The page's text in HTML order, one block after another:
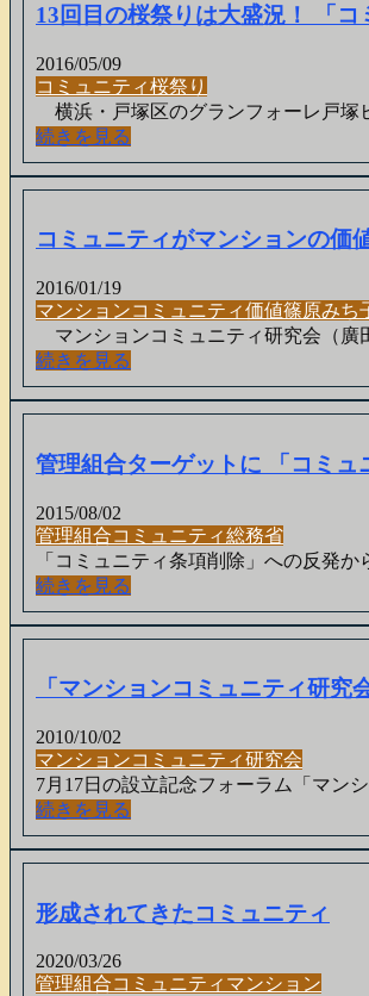
13回目の桜祭りは大盛況！ 「コ
2016/05/09
コミュニティ桜祭り
横浜・戸塚区のグランフォーレ戸塚
続きを見る
コミュニティがマンションの価
2016/01/19
マンションコミュニティ価値篠原みち
マンションコミュニティ研究会（廣
続きを見る
管理組合ターゲットに 「コミ
2015/08/02
管理組合コミュニティ総務省
「コミュニティ条項削除」への反発
続きを見る
「マンションコミュニティ研究
2010/10/02
マンションコミュニティ研究会
7月17日の設立記念フォーラム「マン
続きを見る
形成されてきたコミュニティ
2020/03/26
管理組合コミュニティ マンション